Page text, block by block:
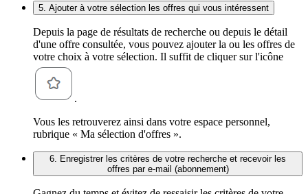
5. Ajouter à votre sélection les offres qui vous intéressent
Depuis la page de résultats de recherche ou depuis le détail
d'une offre consultée, vous pouvez ajouter la ou les offres de
votre choix à votre sélection. Il suffit de cliquer sur l'icône
.
Vous les retrouverez ainsi dans votre espace personnel,
rubrique « Ma sélection d'offres ».
6. Enregistrer les critères de votre recherche et recevoir les
offres par e-mail (abonnement)